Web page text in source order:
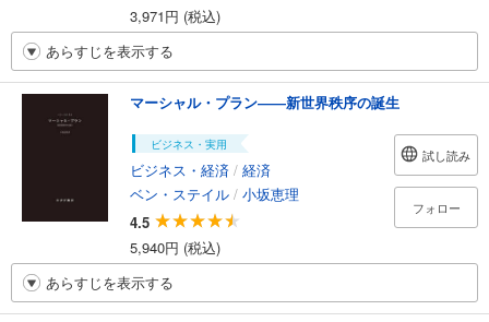
3,971円 (税込)
あらすじを表示する
マーシャル・プラン――新世界秩序の誕生
ビジネス・実用
ビジネス・経済 / 経済
ベン・ステイル / 小坂恵理
4.5
5,940円 (税込)
試し読み
フォロー
あらすじを表示する